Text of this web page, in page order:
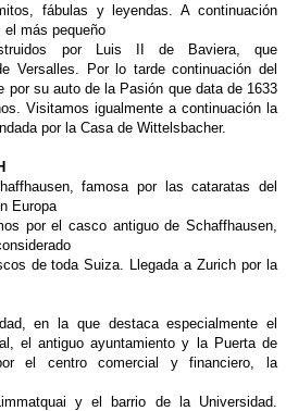
fábulas y leyendas. A continuación
el más pequeño
por Luis II de Baviera, que
Versalles. Por lo tarde continuación del
por su auto de la Pasión que data de 1633
Visitamos igualmente a continuación la
por la Casa de Wittelsbacher.
famosa por las cataratas del
Europa
porel casco antiguo de Schaffhausen,
detoda Suiza. Llegada a Zurich por la
en la que destaca especialmente el
el antiguoayuntamiento y la Puerta de
el centro comercial y financiero, la
y el barrio de la Universidad.